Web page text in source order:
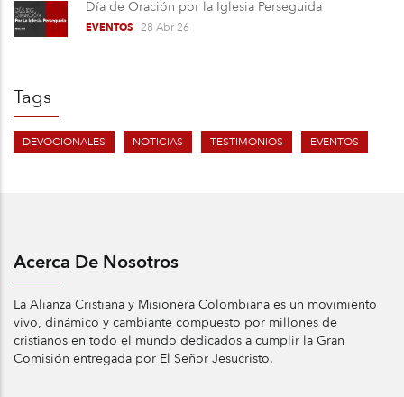
Día de Oración por la Iglesia Perseguida
EVENTOS 28 Abr 26
Tags
DEVOCIONALES NOTICIAS TESTIMONIOS EVENTOS
Acerca De Nosotros
La Alianza Cristiana y Misionera Colombiana es un movimiento
vivo, dinámico y cambiante compuesto por millones de
cristianos en todo el mundo dedicados a cumplir la Gran
Comisión entregada por El Señor Jesucristo.